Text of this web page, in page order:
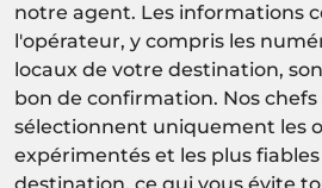
notre agent. Les informations
l'opérateur, y compris les
locaux de votre destination,
bon de confirmation. Nos
sélectionnent uniquement les
expérimentés et les plus